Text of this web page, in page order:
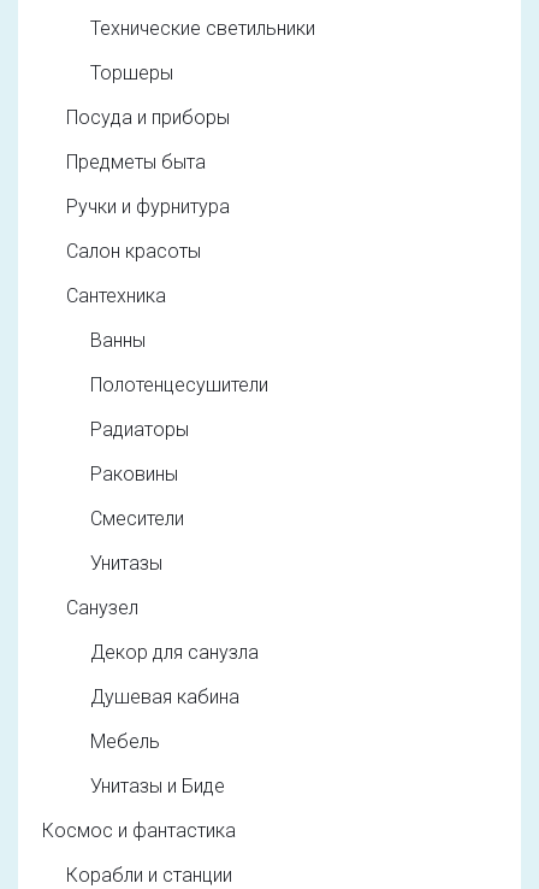
Технические светильники
Торшеры
Посуда и приборы
Предметы быта
Ручки и фурнитура
Салон красоты
Сантехника
Ванны
Полотенцесушители
Радиаторы
Раковины
Смесители
Унитазы
Санузел
Декор для санузла
Душевая кабина
Мебель
Унитазы и Биде
Космос и фантастика
Корабли и станции